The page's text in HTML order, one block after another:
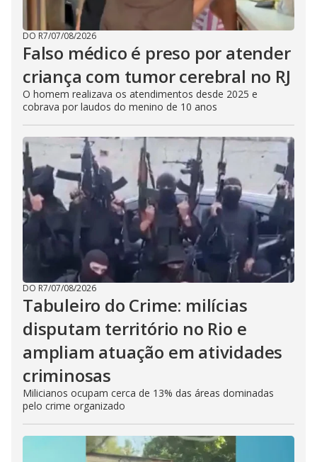
DO R7/07/08/2026
Falso médico é preso por atender
criança com tumor cerebral no RJ
O homem realizava os atendimentos desde 2025 e
cobrava por laudos do menino de 10 anos
DO R7/07/08/2026
Tabuleiro do Crime: milícias
disputam território no Rio e
ampliam atuação em atividades
criminosas
Milicianos ocupam cerca de 13% das áreas dominadas
pelo crime organizado